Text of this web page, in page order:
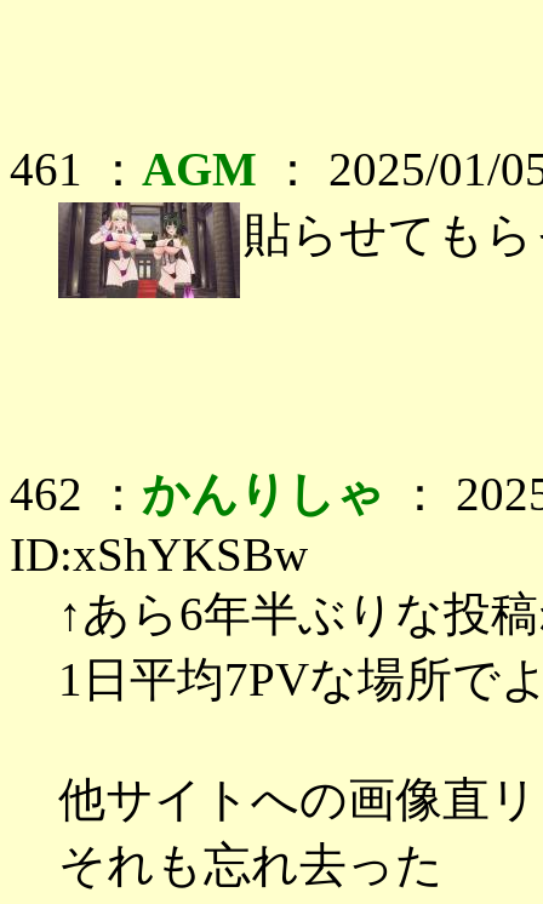
461 ： AGM ： 2025/01/
貼らせても
462 ： かんりしゃ ：
ID:xShYKSBw
↑あら6年半ぶりな投
1日平均7PVな場所で
他サイトへの画像直
それも忘れ去った